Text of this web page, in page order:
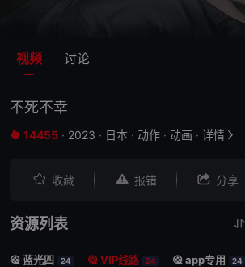
视频 讨论
不死不幸
 14455 · 2023 · 日本 · 动作 · 动画 · 详情 
 收藏  报错  分享
资源列表 
 蓝光四 24  VIP线路 24  app专用 24